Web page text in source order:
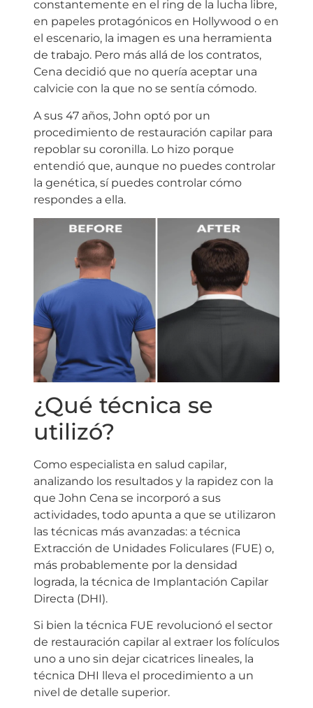
constantemente en el ring de la lucha libre,
en papeles protagónicos en Hollywood o en
el escenario, la imagen es una herramienta
de trabajo. Pero más allá de los contratos,
Cena decidió que no quería aceptar una
calvicie con la que no se sentía cómodo.
A sus 47 años, John optó por un
procedimiento de restauración capilar para
repoblar su coronilla. Lo hizo porque
entendió que, aunque no puedes controlar
la genética, sí puedes controlar cómo
respondes a ella.
¿Qué técnica se
utilizó?
Como especialista en salud capilar,
analizando los resultados y la rapidez con la
que John Cena se incorporó a sus
actividades, todo apunta a que se utilizaron
las técnicas más avanzadas: a técnica
Extracción de Unidades Foliculares (FUE) o,
más probablemente por la densidad
lograda, la técnica de Implantación Capilar
Directa (DHI).
Si bien la técnica FUE revolucionó el sector
de restauración capilar al extraer los folículos
uno a uno sin dejar cicatrices lineales, la
técnica DHI lleva el procedimiento a un
nivel de detalle superior.